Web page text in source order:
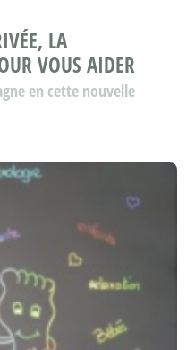
LA
VOUS AIDER
en cette nouvelle